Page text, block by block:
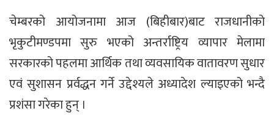
चेम्बरको आयोजनामा आज (बिहीबार)बाट राजधानीको
भृकुटीमण्डपमा सुरु भएको अन्तर्राष्ट्रिय व्यापार मेलामा
सरकारको पहलमा आर्थिक तथा व्यवसायिक वातावरण सुधार
एवं सुशासन प्रर्वद्धन गर्ने उद्देश्यले अध्यादेश ल्याइएको भन्दै
प्रशंसा गरेका हुन् ।